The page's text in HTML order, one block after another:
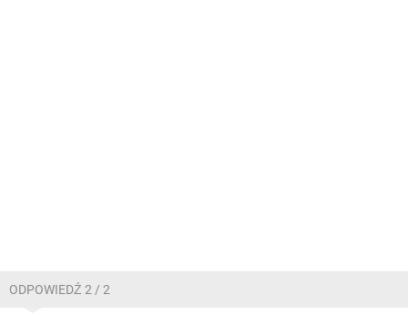
ODPOWIEDŹ 2 / 2